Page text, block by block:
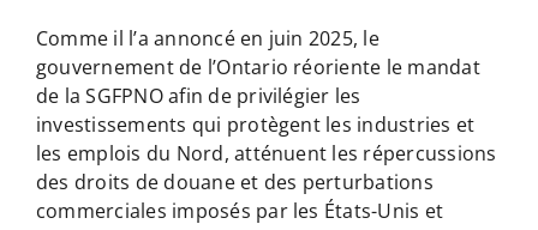
Comme il l’a annoncé en juin 2025, le
gouvernement de l’Ontario réoriente le mandat
de la SGFPNO afin de privilégier les
investissements qui protègent les industries et
les emplois du Nord, atténuent les répercussions
des droits de douane et des perturbations
commerciales imposés par les États-Unis et